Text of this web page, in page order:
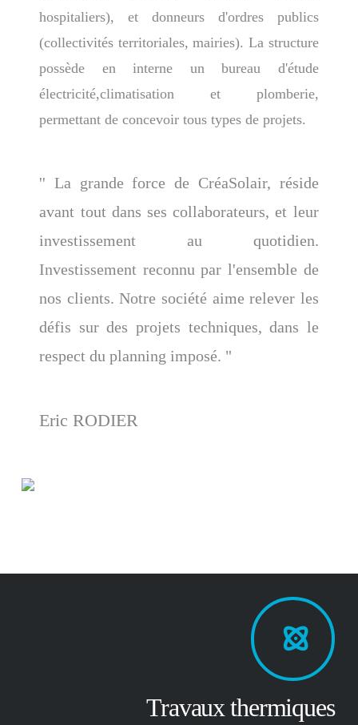
hospitaliers), et donneurs d'ordres publics
(collectivités territoriales, mairies). La structure
possède en interne un bureau d'étude
électricité,climatisation et plomberie,
permettant de concevoir tous types de projets.
'' La grande force de CréaSolair, réside
avant tout dans ses collaborateurs, et leur
investissement au quotidien.
Investissement reconnu par l'ensemble de
nos clients. Notre société aime relever les
défis sur des projets techniques, dans le
respect du planning imposé. "
Eric RODIER
Travaux thermiques